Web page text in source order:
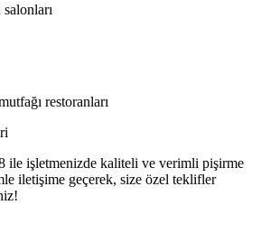
restoranları
ile işletmenizde kaliteli ve verimli pişirme
iletişime geçerek, size özel teklifler